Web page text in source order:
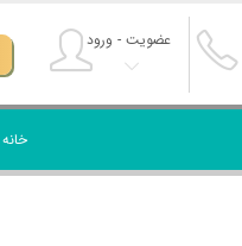
عضویت - ورود
خانه